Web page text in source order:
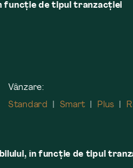
funcție de tipul tranzacției
Vânzare:
Standard
Smart Plus
în funcţie de tipul